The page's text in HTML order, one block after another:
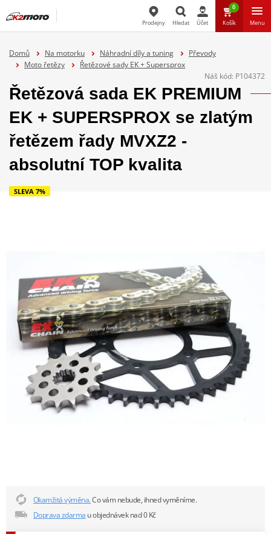
Prodejny Hledat Účet
0
Košík Menu
Domů Na motorku Náhradní díly a tuning
Převody
Moto řetězy
Řetězové sady EK + Supersprox
Náš kód: P104372
Řetězová sada EK PREMIUM
EK + SUPERSPROX se zlatým
řetězem řady MVXZ2 -
absolutní TOP kvalita
SLEVA 7%
Okamžitá výměna.Co vám nebude, ihned vyměníme.
Doprava zdarma u objednávek nad 0 Kč